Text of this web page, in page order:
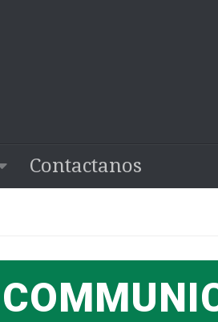
Contactanos